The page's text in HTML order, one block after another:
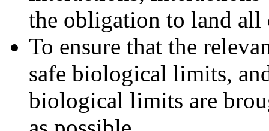
the obligation to land all
To ensure that the
safe biological limits,
biological limits are